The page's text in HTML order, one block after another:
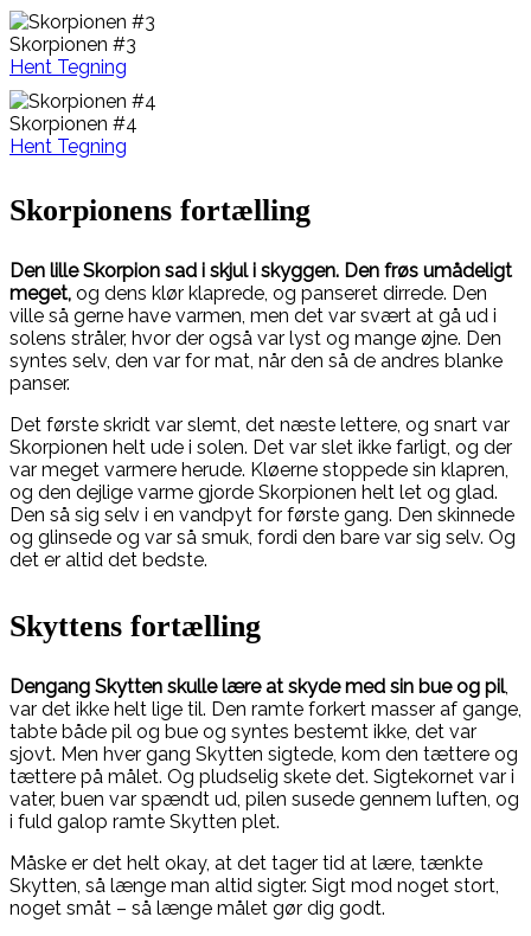
Skorpionen #3
Hent Tegning
Skorpionen #4
Hent Tegning
Skorpionens fortælling
Den lille Skorpion sad i skjul i skyggen. Den frøs umådeligt
meget, og dens klør klaprede, og panseret dirrede. Den
ville så gerne have varmen, men det var svært at gå ud i
solens stråler, hvor der også var lyst og mange øjne. Den
syntes selv, den var for mat, når den så de andres blanke
panser.
Det første skridt var slemt, det næste lettere, og snart var
Skorpionen helt ude i solen. Det var slet ikke farligt, og der
var meget varmere herude. Kløerne stoppede sin klapren,
og den dejlige varme gjorde Skorpionen helt let og glad.
Den så sig selv i en vandpyt for første gang. Den skinnede
og glinsede og var så smuk, fordi den bare var sig selv. Og
det er altid det bedste.
Skyttens fortælling
Dengang Skytten skulle lære at skyde med sin bue og pil,
var det ikke helt lige til. Den ramte forkert masser af gange,
tabte både pil og bue og syntes bestemt ikke, det var
sjovt. Men hver gang Skytten sigtede, kom den tættere og
tættere på målet. Og pludselig skete det. Sigtekornet var i
vater, buen var spændt ud, pilen susede gennem luften, og
i fuld galop ramte Skytten plet.
Måske er det helt okay, at det tager tid at lære, tænkte
Skytten, så længe man altid sigter. Sigt mod noget stort,
noget småt – så længe målet gør dig godt.